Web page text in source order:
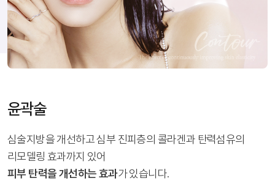
윤곽술
심술지방을 개선하고 심부 진피층의 콜라겐과 탄력섬유의
리모델링 효과까지 있어
피부 탄력을 개선하는 효과가 있습니다.